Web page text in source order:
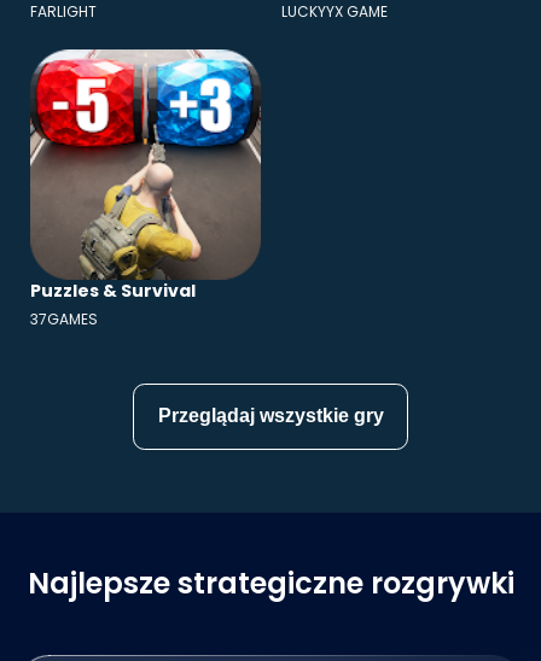
FARLIGHT LUCKYYX GAME
Puzzles & Survival
37GAMES
Przeglądaj wszystkie gry
Najlepsze strategiczne rozgrywki